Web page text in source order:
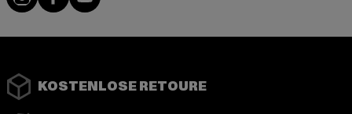
KOSTENLOSE RETOURE